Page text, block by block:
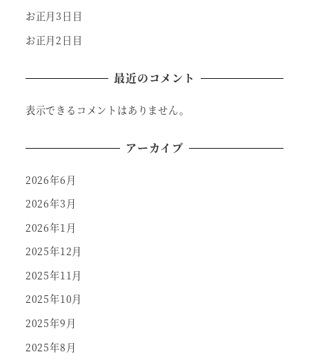
お正月3日目
お正月2日目
最近のコメント
表示できるコメントはありません。
アーカイブ
2026年6月
2026年3月
2026年1月
2025年12月
2025年11月
2025年10月
2025年9月
2025年8月